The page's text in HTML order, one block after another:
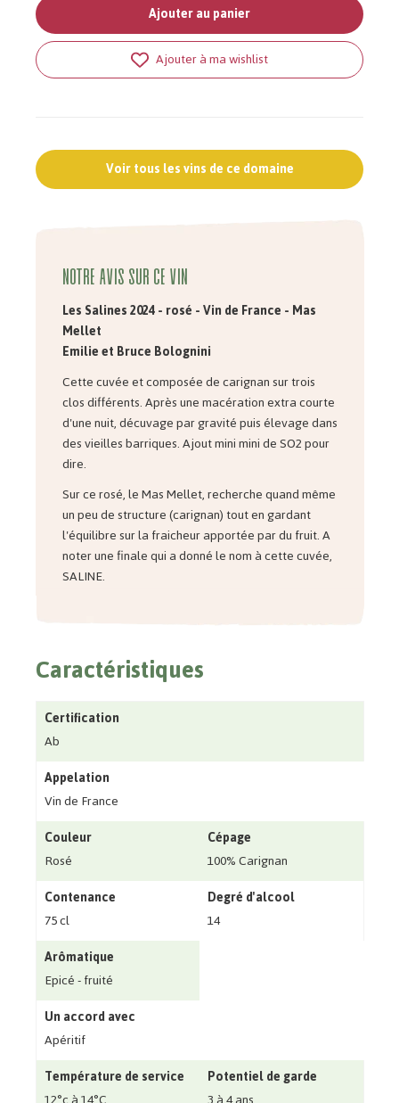
Ajouter au panier
Ajouter à ma wishlist
Voir tous les vins de ce domaine
Notre avis sur ce vin
Les Salines 2024 - rosé - Vin de France - Mas
Mellet
Emilie et BruceBolognini
Cette cuvée et composée de carignan sur trois
clos différents. Après une macération extra courte
d'une nuit, décuvage par gravité puis élevage dans
des vieilles barriques. Ajout mini mini de SO2 pour
dire.
Sur ce rosé, le Mas Mellet, recherche quand même
un peu de structure (carignan) tout en gardant
l'équilibre sur la fraicheur apportée par du fruit. A
noter une finale qui a donné le nom à cette cuvée,
SALINE.
Caractéristiques
Certification
Ab
Appelation
Vin de France
Couleur
Rosé
Cépage
100% Carignan
Contenance
75 cl
Degré d'alcool
14
Arômatique
Epicé - fruité
Un accord avec
Apéritif
Température de service
Potentiel de garde